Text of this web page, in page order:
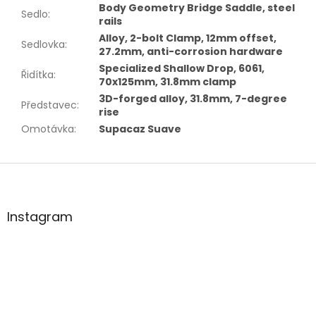
Sedlo:
Body Geometry Bridge Saddle, steel
rails
Sedlovka:
Alloy, 2-bolt Clamp, 12mm offset,
27.2mm, anti-corrosion hardware
Řidítka:
Specialized Shallow Drop, 6061,
70x125mm, 31.8mm clamp
Představec:
3D-forged alloy, 31.8mm, 7-degree
rise
Omotávka: Supacaz Suave
Z
aInstagram